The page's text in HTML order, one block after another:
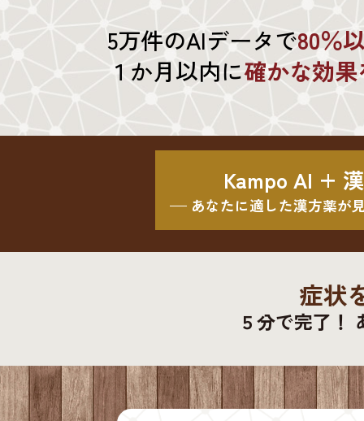
5万件のAIデータで80％
１か月以内に確かな効
Kampo AI +
あなたに適した漢方薬が
症状
５分で完了！